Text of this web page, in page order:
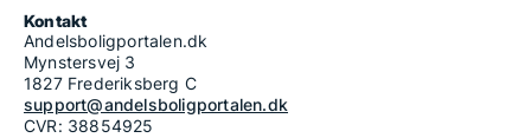
Kontakt
Andelsboligportalen.dk
Mynstersvej 3
1827 Frederiksberg C
support@andelsboligportalen.dk
CVR: 38854925